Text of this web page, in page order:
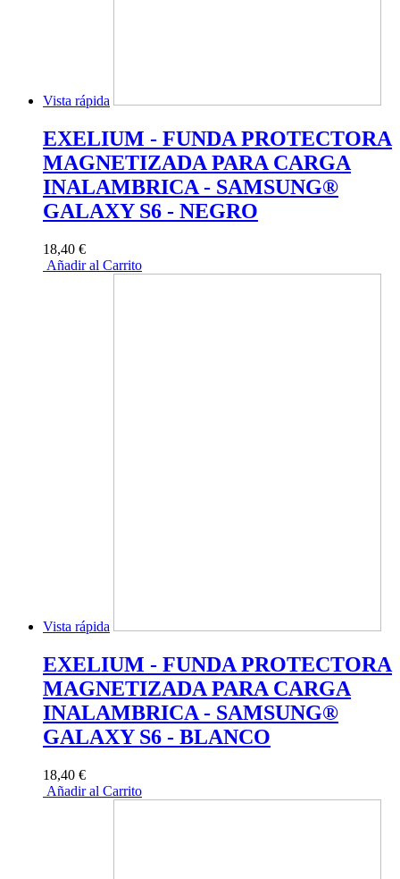
Vista rápida
EXELIUM - FUNDA PROTECTORA
MAGNETIZADA PARA CARGA
INALAMBRICA - SAMSUNG®
GALAXY S6 - NEGRO
18,40 €
Añadir al Carrito
Vista rápida
EXELIUM - FUNDA PROTECTORA
MAGNETIZADA PARA CARGA
INALAMBRICA - SAMSUNG®
GALAXY S6 - BLANCO
18,40 €
Añadir al Carrito